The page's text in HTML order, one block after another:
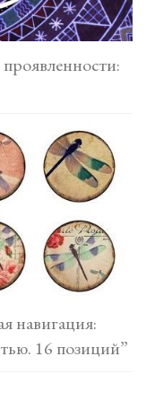
навигация:
16 позиций”